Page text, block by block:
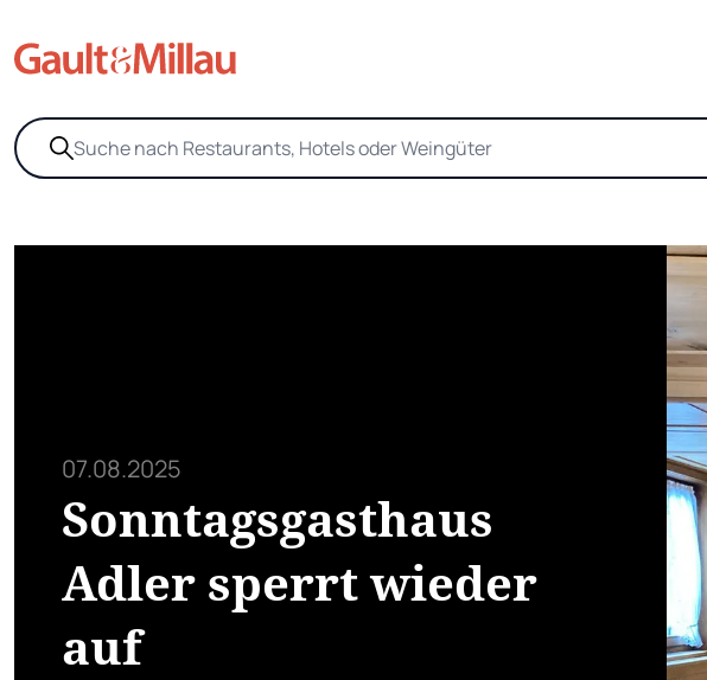
07.08.2025
Sonntagsgasthaus
Adler sperrt wieder
auf